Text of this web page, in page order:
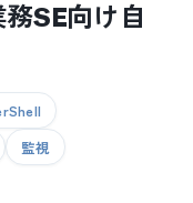
SE向け自
監視